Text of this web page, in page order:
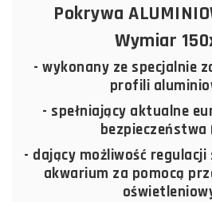
Pokrywa
Wymiar
- wykonany ze specjalnie
profili
- spełniający aktualne
bezpieczeństwa
- dający możliwość
akwarium za pomocą